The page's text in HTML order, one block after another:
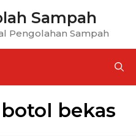
Sampah
Pengolahan Sampah
bekas